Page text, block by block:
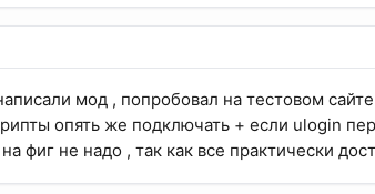
мод , попробовал на тестовом сайте
опять же подключать + если ulogin
фиг не надо , так как все практически